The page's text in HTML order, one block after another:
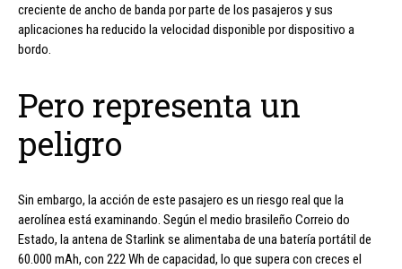
creciente de ancho de banda por parte de los pasajeros y sus
aplicaciones ha reducido la velocidad disponible por dispositivo a
bordo.
Pero representa un
peligro
Sin embargo, la acción de este pasajero es un riesgo real que la
aerolínea está examinando. Según el medio brasileño Correio do
Estado, la antena de Starlink se alimentaba de una batería portátil de
60.000 mAh, con 222 Wh de capacidad, lo que supera con creces el